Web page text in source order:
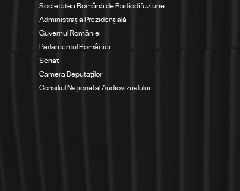
Societatea Română de Radiodifuziune
Administrația Prezidențială
Guvernul României
Parlamentul României
Senat
Camera Deputaților
Consiliul Național al Audiovizualului